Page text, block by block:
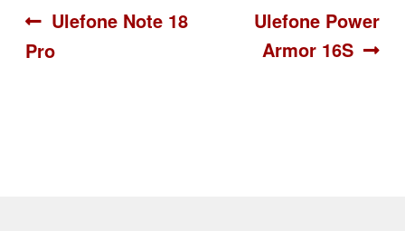
Navegación
de
Anterior:
Ulefone Note 18
Pro
Siguiente:
Ulefone Power
Armor 16S